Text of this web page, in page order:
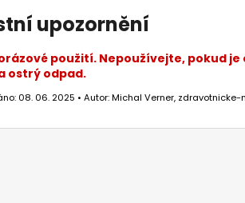
upozornění
použití. Nepoužívejte, pokud
ostrý odpad.
08. 06. 2025 • Autor: Michal Verner,